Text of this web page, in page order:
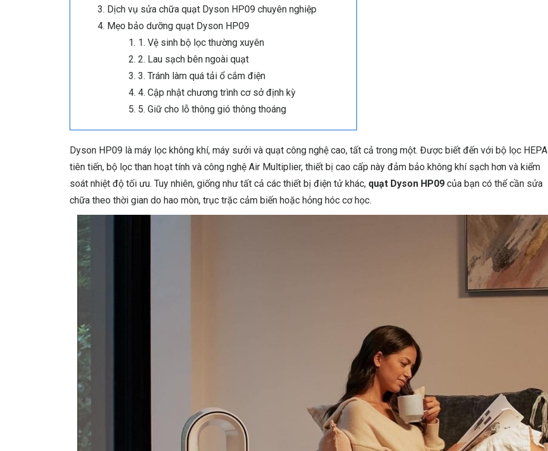
Dịch vụ sửa chữa quạt Dyson HP09 chuyên nghiệp
Mẹo bảo dưỡng quạt Dyson HP09
1. Vệ sinh bộ lọc thường xuyên
2. Lau sạch bên ngoài quạt
3. Tránh làm quá tải ổ cắm điện
4. Cập nhật chương trình cơ sở định kỳ
5. Giữ cho lỗ thông gió thông thoáng
Dyson HP09 là máy lọc không khí, máy sưởi và quạt công nghệ cao, tất cả trong một. Được biết đến với bộ lọc HEPA
tiên tiến, bộ lọc than hoạt tính và công nghệ Air Multiplier, thiết bị cao cấp này đảm bảo không khí sạch hơn và kiểm
soát nhiệt độ tối ưu. Tuy nhiên, giống như tất cả các thiết bị điện tử khác, quạt Dyson HP09 của bạn có thể cần sửa
chữa theo thời gian do hao mòn, trục trặc cảm biến hoặc hỏng hóc cơ học.